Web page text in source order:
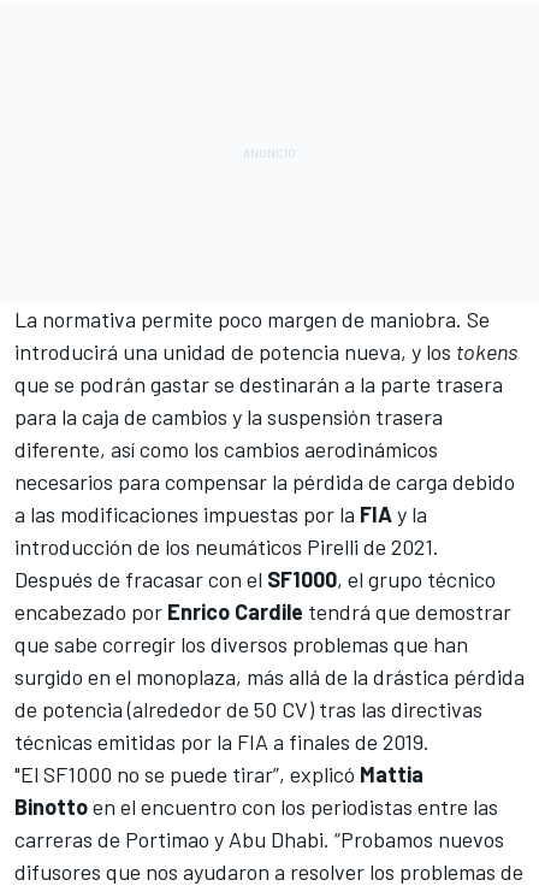
La normativa permite poco margen de maniobra. Se
introducirá una unidad de potencia nueva, y los tokens
que se podrán gastar se destinarán a la parte trasera
para la caja de cambios y la suspensión trasera
diferente, así como los cambios aerodinámicos
necesarios para compensar la pérdida de carga debido
a las modificaciones impuestas por la FIAy la
introducción de los neumáticos Pirelli de 2021.
Después de fracasar con el SF1000, el grupo técnico
encabezado por Enrico Cardile tendrá que demostrar
que sabe corregir los diversos problemas que han
surgido en el monoplaza, más allá de la drástica pérdida
de potencia (alrededor de 50 CV) tras las directivas
técnicas emitidas por la FIA a finales de 2019.
"El SF1000 no se puede tirar”, explicó Mattia
Binottoen el encuentro con los periodistas entre las
carreras de Portimao y Abu Dhabi. “Probamos nuevos
difusores que nos ayudaron a resolver los problemas de